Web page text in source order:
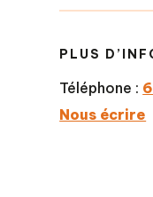
PLUS
Téléphone :
Nous écrire